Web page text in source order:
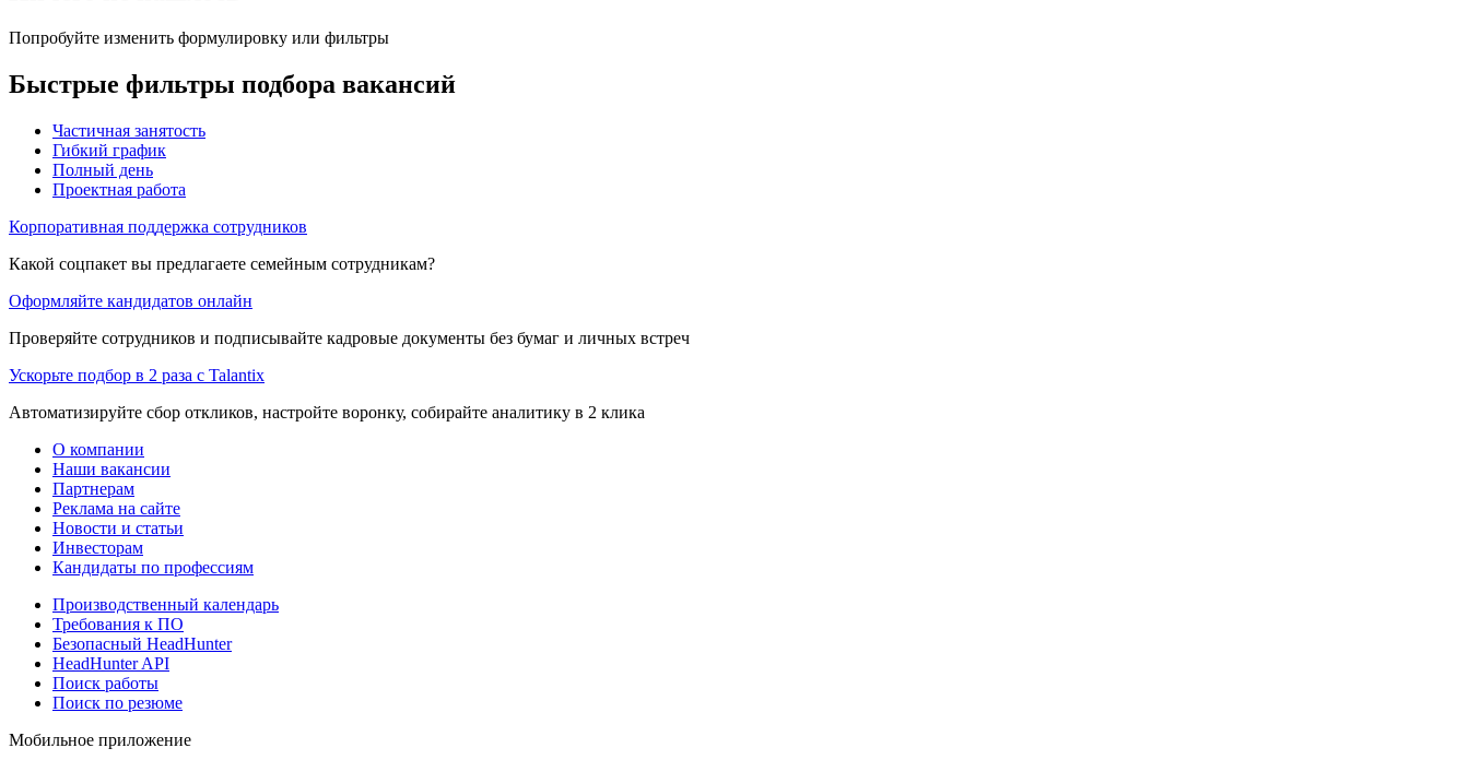
Попробуйте изменить формулировку или фильтры
Быстрые фильтры подбора вакансий
Частичная занятость
Гибкий график
Полный день
Проектная работа
Корпоративная поддержка сотрудников
Какой соцпакет вы предлагаете семейным сотрудникам?
Оформляйте кандидатов онлайн
Проверяйте сотрудников и подписывайте кадровые документы без бумаг и личных встреч
Ускорьте подбор в 2 раза с Talantix
Автоматизируйте сбор откликов, настройте воронку, собирайте аналитику в 2 клика
О компании
Наши вакансии
Партнерам
Реклама на сайте
Новости и статьи
Инвесторам
Кандидаты по профессиям
Производственный календарь
Требования к ПО
Безопасный HeadHunter
HeadHunter API
Поиск работы
Поиск по резюме
Мобильное приложение